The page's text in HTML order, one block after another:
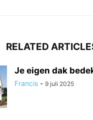
RELATED
Je eigen dak
Francis - 9 juli 2025